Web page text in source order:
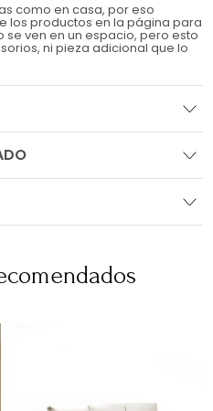
como en casa, por eso
los productos en la página para
ven en un espacio, pero esto
ni pieza adicional que lo